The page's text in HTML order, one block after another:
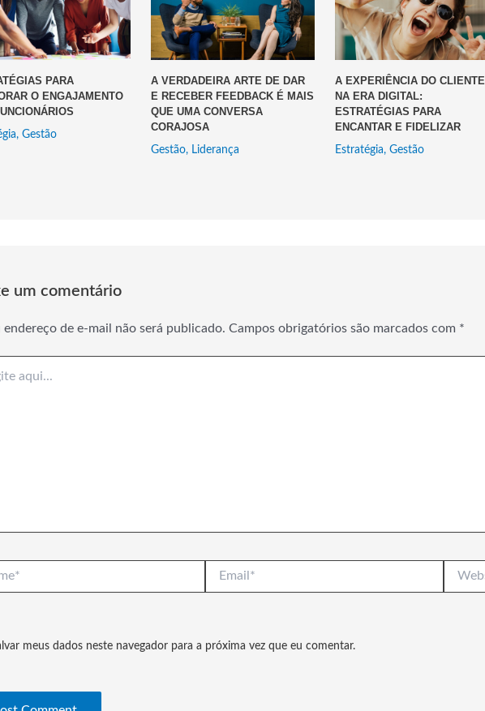
PARA
O ENGAJAMENTO
, Gestão
A VERDADEIRA ARTE DE DAR
E RECEBER FEEDBACK É MAIS
QUE UMA CONVERSA
CORAJOSA
Gestão, Liderança
A EXPERIÊNCIA DO CLIENTE
NA ERA DIGITAL:
ESTRATÉGIAS PARA
ENCANTAR E FIDELIZAR
Estratégia, Gestão
um comentário
endereço de e-mail não será publicado. Campos obrigatórios são marcados com *
meus dados neste navegador para a próxima vez que eu comentar.